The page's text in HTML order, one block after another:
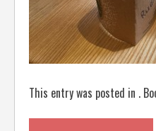
This entry was posted in .